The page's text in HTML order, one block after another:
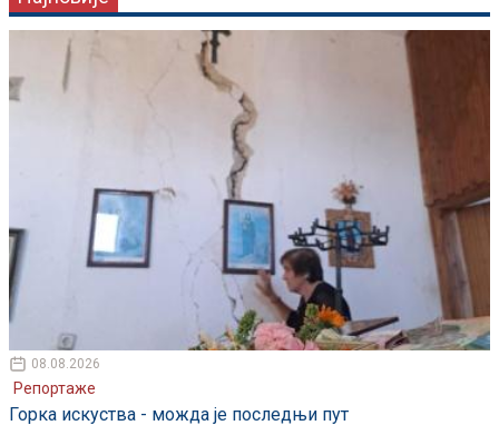
08.08.2026
Репортаже
Горка искуства - можда је последњи пут